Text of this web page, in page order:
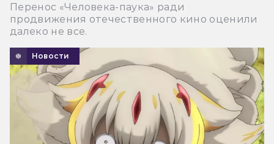
Перенос «Человека-паука» ради
продвижения отечественного кино оценили
далеко не все.
Новости